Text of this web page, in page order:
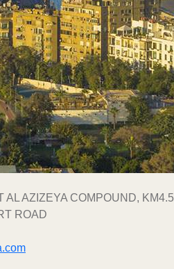
AL AZIZEYA COMPOUND, KM4.5
ROAD